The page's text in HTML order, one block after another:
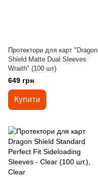
Протектори для карт "Dragon
Shield Matte Dual Sleeves
Wraith" (100 шт)
649 грн
Купити